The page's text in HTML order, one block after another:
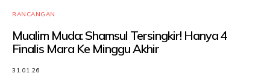
RANCANGAN
Mualim Muda: Shamsul Tersingkir! Hanya 4
Finalis Mara Ke Minggu Akhir
31.01.26